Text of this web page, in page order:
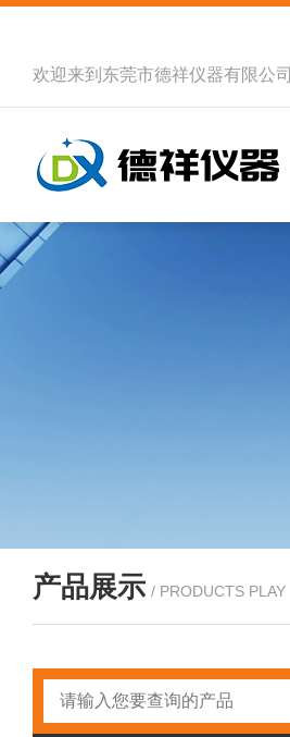
欢迎来到 东莞市德祥仪器有限公司
产品展示 / PRODUCTS PLAY